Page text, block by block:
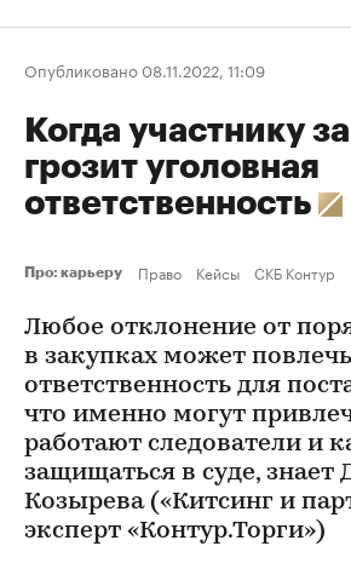
Опубликовано 08.11.2022, 11:09
Когда участнику
грозит уголовная
ответственность
Про: карьеру Право Кейсы СКБ Контур
Любое отклонение от
в закупках может
ответственность для
что именно могут
работают следователи и
защищаться в суде, знает
Козырева («Китсинг и
эксперт «Контур.Торги»)